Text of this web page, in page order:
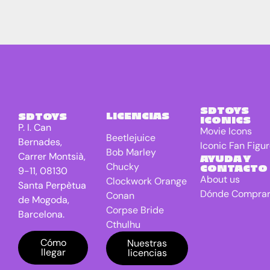
SDTOYS
P. I. Can
Bernades,
Carrer Montsià,
9-11, 08130
Santa Perpètua
de Mogoda,
Barcelona.
Cómo
llegar
LICENCIAS
Beetlejuice
Bob Marley
Chucky
Clockwork Orange
Conan
Corpse Bride
Cthulhu
DC Universe
Batman
Nuestras
licencias
SDTOYS
ICONICS
Movie Icons
Iconic Fan
AYUDA Y
CONTACTO
About us
Dónde Comprar